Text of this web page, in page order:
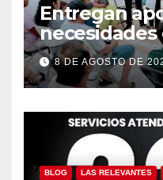
Entregan
necesidades
familias de
8 DE AGOSTO DE
BLOG LAS RELEVANTES